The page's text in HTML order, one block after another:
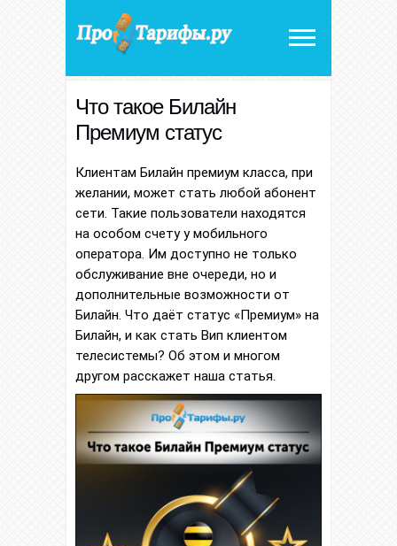
Что такое Билайн
Премиум статус
Клиентам Билайн премиум класса, при
желании, может стать любой абонент
сети. Такие пользователи находятся
на особом счету у мобильного
оператора. Им доступно не только
обслуживание вне очереди, но и
дополнительные возможности от
Билайн. Что даёт статус «Премиум» на
Билайн, и как стать Вип клиентом
телесистемы? Об этом и многом
другом расскажет наша статья.